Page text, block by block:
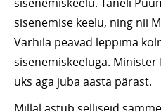
sisenemise keelu, ning nii
Varhila peavad leppima
sisenemiskeeluga.
uks aga juba aasta pärast.